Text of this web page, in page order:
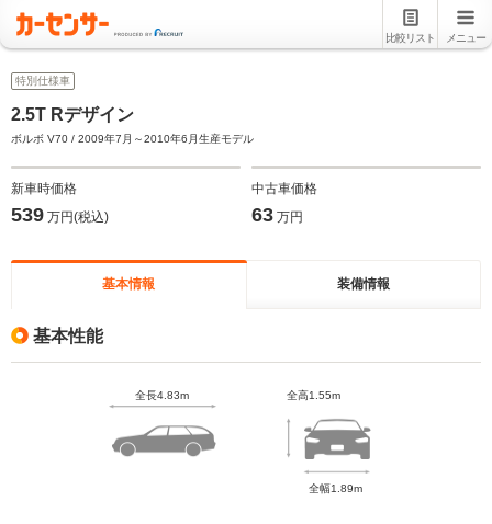
比較リスト メニュー
特別仕様車
2.5T Rデザイン
ボルボ V70 / 2009年7月～2010年6月生産モデル
新車時価格
539 万円(税込)
中古車価格
63 万円
基本情報 装備情報
基本性能
全長4.83m 全高1.55m
全幅1.89m